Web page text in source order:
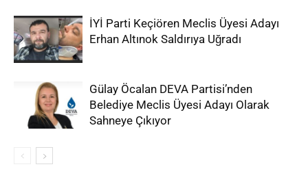
İYİ Parti Keçiören Meclis Üyesi Adayı
Erhan Altınok Saldırıya Uğradı
Gülay Öcalan DEVA Partisi’nden
Belediye Meclis Üyesi Adayı Olarak
Sahneye Çıkıyor